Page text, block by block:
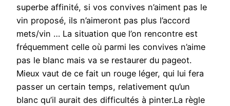
superbe affinité, si vos convives n’aiment pas le
vin proposé, ils n’aimeront pas plus l’accord
mets/vin … La situation que l’on rencontre est
fréquemment celle où parmi les convives n’aime
pas le blanc mais va se restaurer du pageot.
Mieux vaut de ce fait un rouge léger, qui lui fera
passer un certain temps, relativement qu’un
blanc qu’il aurait des difficultés à pinter.La règle